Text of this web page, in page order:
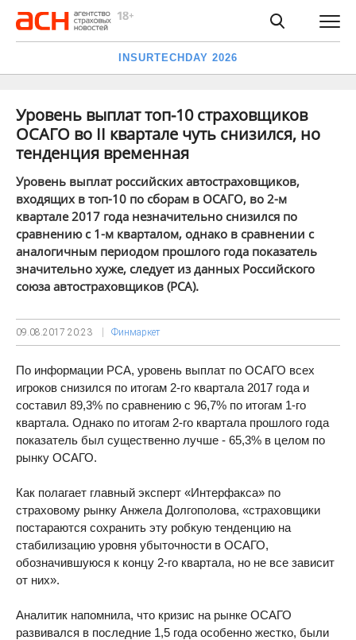
INSURTECHDAY 2026
Уровень выплат топ-10 страховщиков
ОСАГО во II квартале чуть снизился, но
тенденция временная
Уровень выплат российских автостраховщиков,
входящих в топ-10 по сборам в ОСАГО, во 2-м
квартале 2017 года незначительно снизился по
сравнению с 1-м кварталом, однако в сравнении с
аналогичным периодом прошлого года показатель
значительно хуже, следует из данных Российского
союза автостраховщиков (РСА).
09.08.2017 20:23 Финмаркет
По информации РСА, уровень выплат по ОСАГО всех
игроков снизился по итогам 2-го квартала 2017 года и
составил 89,3% по сравнению с 96,7% по итогам 1-го
квартала. Однако по итогам 2-го квартала прошлого года
показатель был существенно лучше - 65,3% в целом по
рынку ОСАГО.
Как полагает главный эксперт «Интерфакса» по
страховому рынку Анжела Долгополова, «страховщики
постараются сохранить эту робкую тенденцию на
стабилизацию уровня убыточности в ОСАГО,
обозначившуюся к концу 2-го квартала, но не все зависит
от них».
Аналитик напомнила, что кризис на рынке ОСАГО
развивался в последние 1,5 года особенно жестко, были